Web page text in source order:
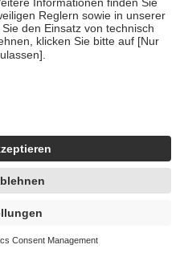
es sich um echte Bewertungen
4419944605341
Zuhilfenahme künstlicher